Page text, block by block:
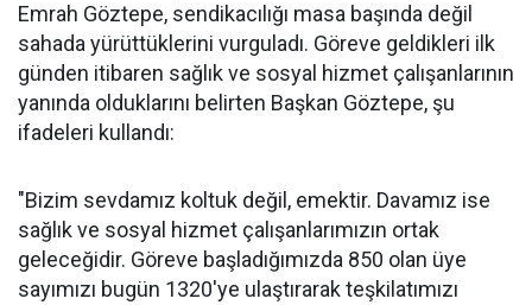
Emrah Göztepe, sendikacılığı masa başında değil
sahada yürüttüklerini vurguladı. Göreve geldikleri ilk
günden itibaren sağlık ve sosyal hizmet çalışanlarının
yanında olduklarını belirten Başkan Göztepe, şu
ifadeleri kullandı:
"Bizim sevdamız koltuk değil, emektir. Davamız ise
sağlık ve sosyal hizmet çalışanlarımızın ortak
geleceğidir. Göreve başladığımızda 850 olan üye
sayımızı bugün 1320'ye ulaştırarak teşkilatımızı